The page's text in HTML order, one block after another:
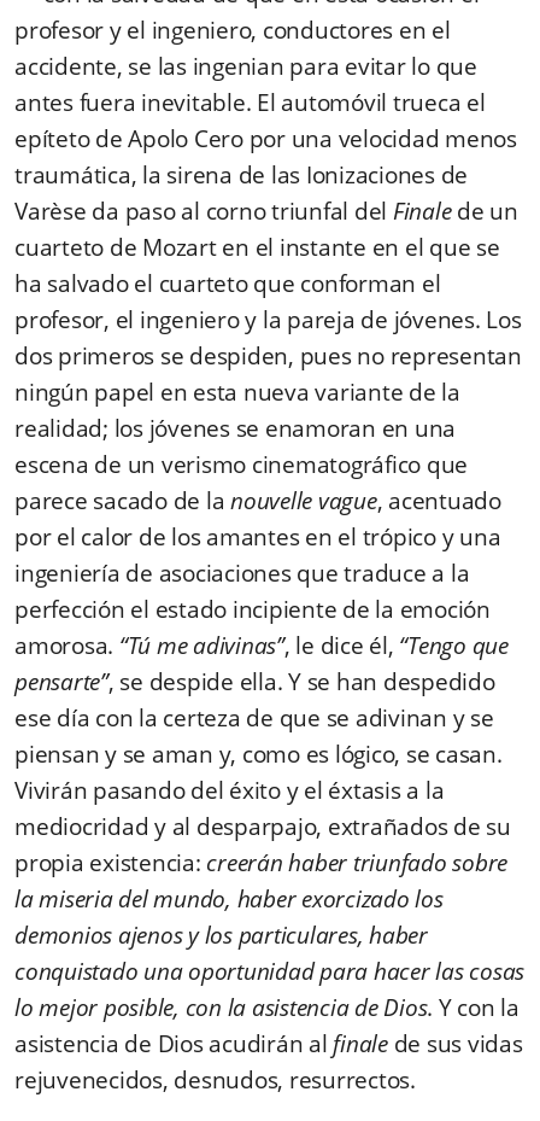
profesor y el ingeniero, conductores en el
accidente, se las ingenian para evitar lo que
antes fuera inevitable. El automóvil trueca el
epíteto de Apolo Cero por una velocidad menos
traumática, la sirena de las Ionizaciones de
Varèse da paso al corno triunfal del Finalede un
cuarteto de Mozart en el instante en el que se
ha salvado el cuarteto que conforman el
profesor, el ingeniero y la pareja de jóvenes. Los
dos primeros se despiden, pues no representan
ningún papel en esta nueva variante de la
realidad; los jóvenes se enamoran en una
escena de un verismo cinematográfico que
parece sacado de la nouvelle vague, acentuado
por el calor de los amantes en el trópico y una
ingeniería de asociaciones que traduce a la
perfección el estado incipiente de la emoción
amorosa. “Tú me adivinas”, le dice él, “Tengo que
pensarte”, se despide ella. Y se han despedido
ese día con la certeza de que se adivinan y se
piensan y se aman y, como es lógico, se casan.
Vivirán pasando del éxito y el éxtasis a la
mediocridad y al desparpajo, extrañados de su
propia existencia: creerán haber triunfado sobre
la miseria del mundo, haber exorcizado los
demonios ajenos y los particulares, haber
conquistado una oportunidad para hacer las cosas
lo mejor posible, con la asistencia de Dios. Y con la
asistencia de Dios acudirán al finalede sus vidas
rejuvenecidos, desnudos, resurrectos.